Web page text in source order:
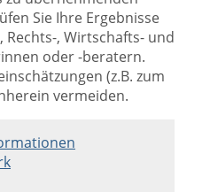
Sie Ihre Ergebnisse
, Wirtschafts- und
oder -beratern.
(z.B. zum
vermeiden.